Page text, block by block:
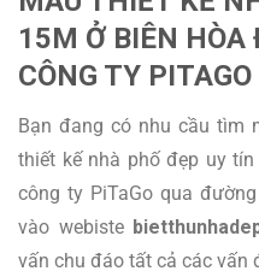
15M Ở BIÊN HÒA
CÔNG TY PITAGO
Bạn đang có nhu cầu tìm
thiết kế nhà phố đẹp uy
công ty PiTaGo qua
vào webiste
vấn chu đáo tất cả các vấn